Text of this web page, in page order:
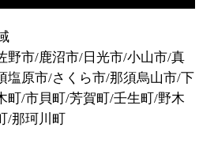
野市/鹿沼市/日光市/小山市/真
塩原市/さくら市/那須烏山市/下
町/市貝町/芳賀町/壬生町/野木
/那珂川町